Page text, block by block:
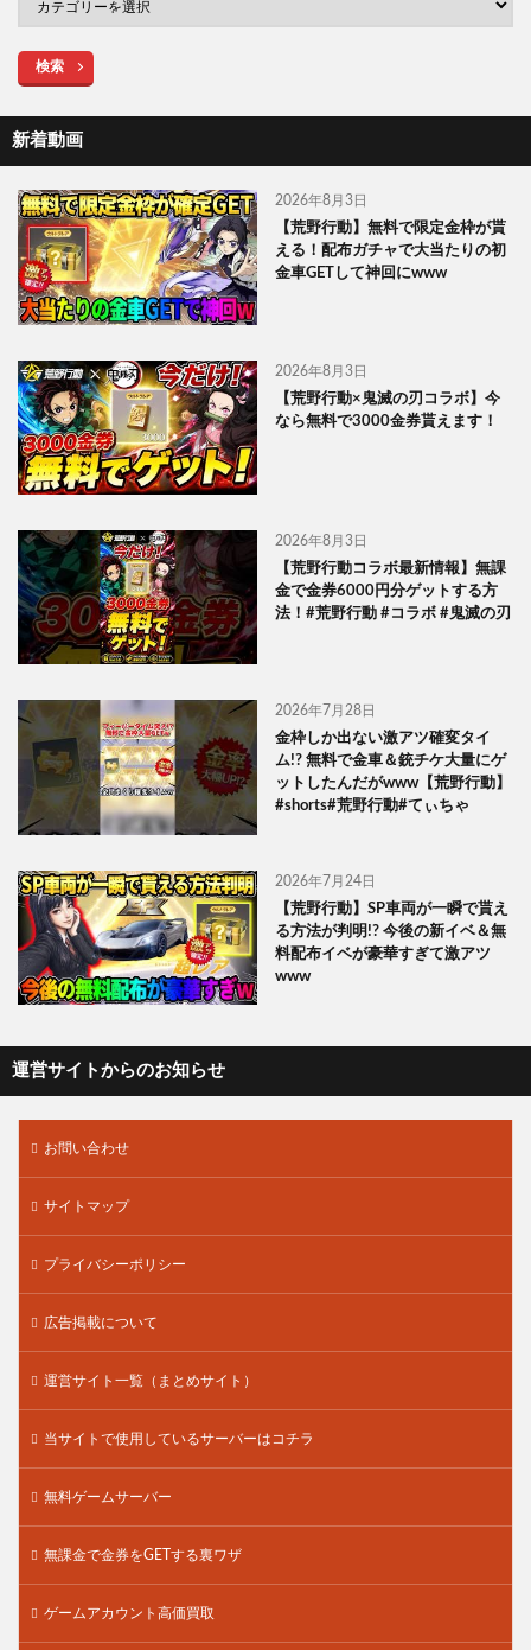
検索
新着動画
2026年8月3日
【荒野行動】無料で限定金枠が貰
える！配布ガチャで大当たりの初
金車GETして神回にwww
2026年8月3日
【荒野行動×鬼滅の刃コラボ】今
なら無料で3000金券貰えます！
2026年8月3日
【荒野行動コラボ最新情報】無課
金で金券6000円分ゲットする方
法！#荒野行動 #コラボ #鬼滅の刃
2026年7月28日
金枠しか出ない激アツ確変タイ
ム!? 無料で金車＆銃チケ大量にゲ
ットしたんだがwww【荒野行動】
#shorts#荒野行動#てぃちゃ
2026年7月24日
【荒野行動】SP車両が一瞬で貰え
る方法が判明!? 今後の新イベ＆無
料配布イベが豪華すぎて激アツ
www
運営サイトからのお知らせ
お問い合わせ
サイトマップ
プライバシーポリシー
広告掲載について
運営サイト一覧（まとめサイト）
当サイトで使用しているサーバーはコチラ
無料ゲームサーバー
無課金で金券をGETする裏ワザ
ゲームアカウント高価買取